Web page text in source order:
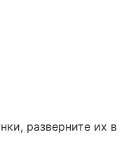
разверните их в